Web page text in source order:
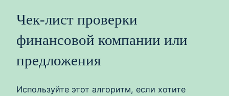
Чек‑лист проверки
финансовой компании или
предложения
Используйте этот алгоритм, если хотите